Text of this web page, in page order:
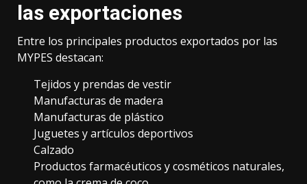
las exportaciones
Entre los principales productos exportados por las
MYPES destacan:
Tejidos y prendas de vestir
Manufacturas de madera
Manufacturas de plástico
Juguetes y artículos deportivos
Calzado
Productos farmacéuticos y cosméticos naturales,